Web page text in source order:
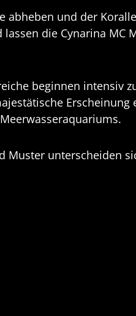
abheben und der
die Cynarina MC
beginnen intensiv
Erscheinung
Muster unterscheiden